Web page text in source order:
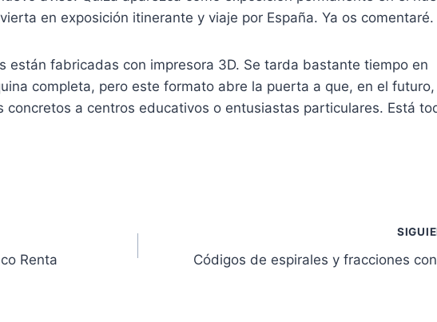
en exposición itinerante y viaje por España. Ya os comentaré.
están fabricadas con impresora 3D. Se tarda bastante tiempo en
completa, pero este formato abre la puerta a que, en el futuro,
concretos a centros educativos o entusiastas particulares. Está
Renta Códigos de espirales y fracciones